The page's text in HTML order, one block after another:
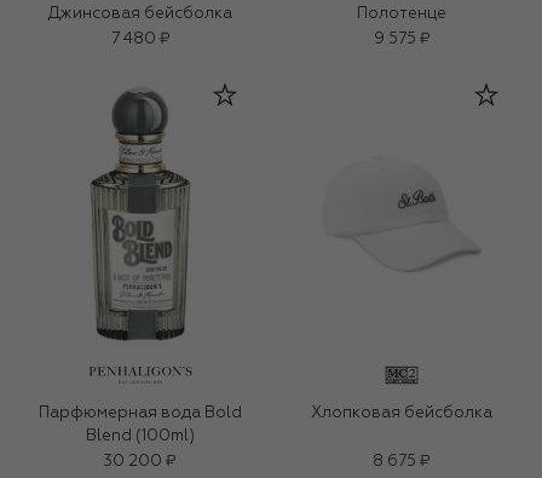
Джинсовая бейсболка
7 480 ₽
Полотенце
9 575 ₽
Парфюмерная вода Bold
Blend (100ml)
30 200 ₽
Хлопковая бейсболка
8 675 ₽